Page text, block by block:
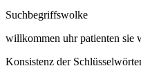
Suchbegriffswolke
willkommen uhr patienten sie
Konsistenz der